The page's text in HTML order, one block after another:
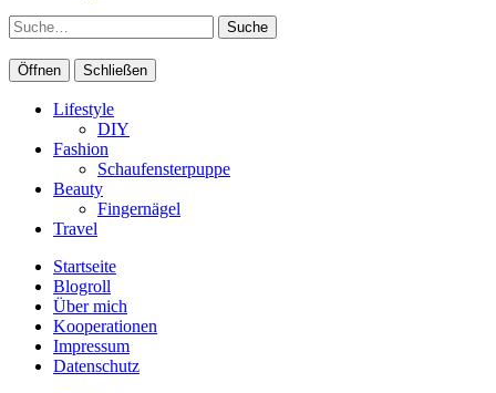
Suche
Öffnen Schließen
Lifestyle
DIY
Fashion
Schaufensterpuppe
Beauty
Fingernägel
Travel
Startseite
Blogroll
Über mich
Kooperationen
Impressum
Datenschutz